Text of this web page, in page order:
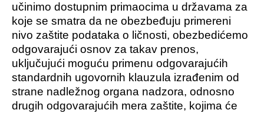
učinimo dostupnim primaocima u državama za
koje se smatra da ne obezbeđuju primereni
nivo zaštite podataka o ličnosti, obezbedićemo
odgovarajući osnov za takav prenos,
uključujući moguću primenu odgovarajućih
standardnih ugovornih klauzula izrađenim od
strane nadležnog organa nadzora, odnosno
drugih odgovarajućih mera zaštite, kojima će